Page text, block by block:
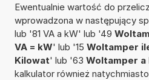
Ewentualnie wartość do
wprowadzona w następujący
lub '81 VA a kW' lub '49
VA = kW' lub '15 Woltamper
Kilowat' lub '63 Woltamper a
kalkulator również